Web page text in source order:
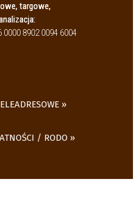
targowe,
0000 8902 0094 6004
/ RODO